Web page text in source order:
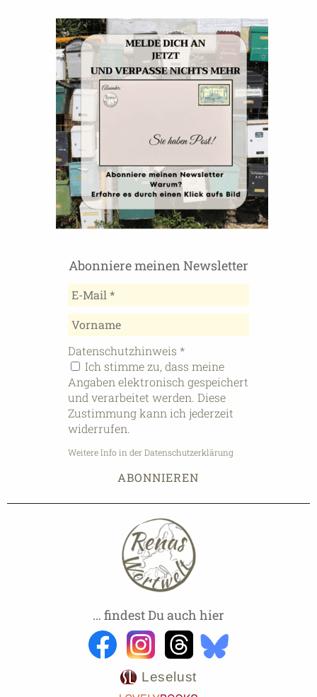
Abonniere meinen Newsletter
Datenschutzhinweis *
Ich stimme zu, dass meine
Angaben elektronisch gespeichert
und verarbeitet werden. Diese
Zustimmung kann ich jederzeit
widerrufen.
Weitere Info in der Datenschutzerklärung
… findest Du auch hier
Leselust